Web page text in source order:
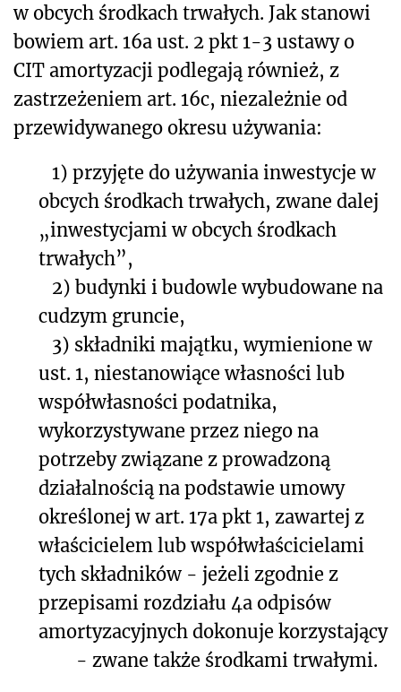
w obcych środkach trwałych. Jak stanowi
bowiem art. 16a ust. 2 pkt 1-3 ustawy o
CIT amortyzacji podlegają również, z
zastrzeżeniem art. 16c, niezależnie od
przewidywanego okresu używania:
1) przyjęte do używania inwestycje w
obcych środkach trwałych, zwane dalej
„inwestycjami w obcych środkach
trwałych”,
2) budynki i budowle wybudowane na
cudzym gruncie,
3) składniki majątku, wymienione w
ust. 1, niestanowiące własności lub
współwłasności podatnika,
wykorzystywane przez niego na
potrzeby związane z prowadzoną
działalnością na podstawie umowy
określonej w art. 17a pkt 1, zawartej z
właścicielem lub współwłaścicielami
tych składników - jeżeli zgodnie z
przepisami rozdziału 4a odpisów
amortyzacyjnych dokonuje korzystający
- zwane także środkami trwałymi.